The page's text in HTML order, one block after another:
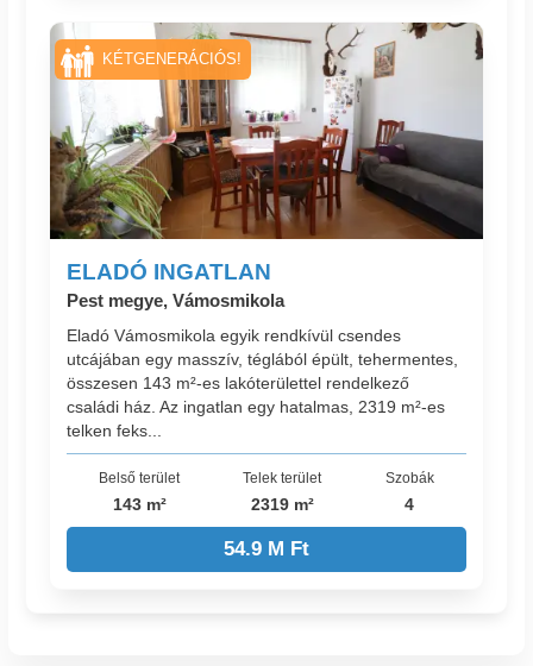
ELADÓ INGATLAN
Pest megye, Vámosmikola
Eladó Vámosmikola egyik rendkívül csendes
utcájában egy masszív, téglából épült, tehermentes,
összesen 143 m²-es lakóterülettel rendelkező
családi ház. Az ingatlan egy hatalmas, 2319 m²-es
telken feks...
Belső terület
143 m²
Telek terület
2319 m²
Szobák
4
54.9 M Ft
KÉTGENERÁCIÓS!